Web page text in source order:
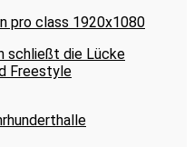
schließt die Lücke
Freestyle